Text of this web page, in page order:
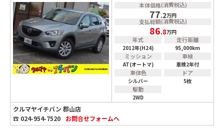
本体価格(消費税込)
77.2万円
支払総額(消費税込)
86.8万円
年式
2012年(H24)
走行距離
95,000km
ミッション
AT(オートマ)
車検
車検2年付
車体色
シルバー
ドア
5枚
駆動
2WD
クルマヤイチバン 郡山店
☎ 024-954-7520
お問合せフォームへ